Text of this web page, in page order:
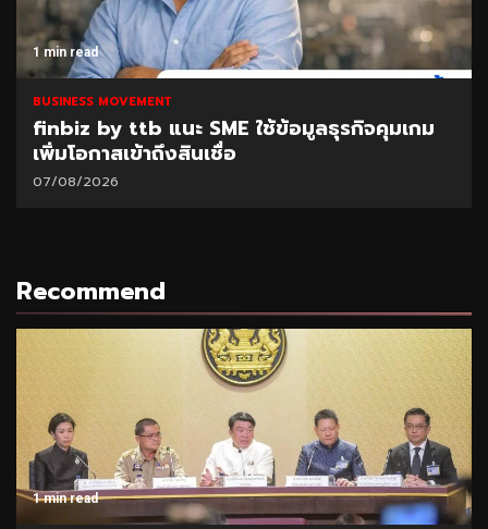
1 min read
BUSINESS MOVEMENT
finbiz by ttb แนะ SME ใช้ข้อมูลธุรกิจคุมเกม
เพิ่มโอกาสเข้าถึงสินเชื่อ
07/08/2026
Recommend
1 min read